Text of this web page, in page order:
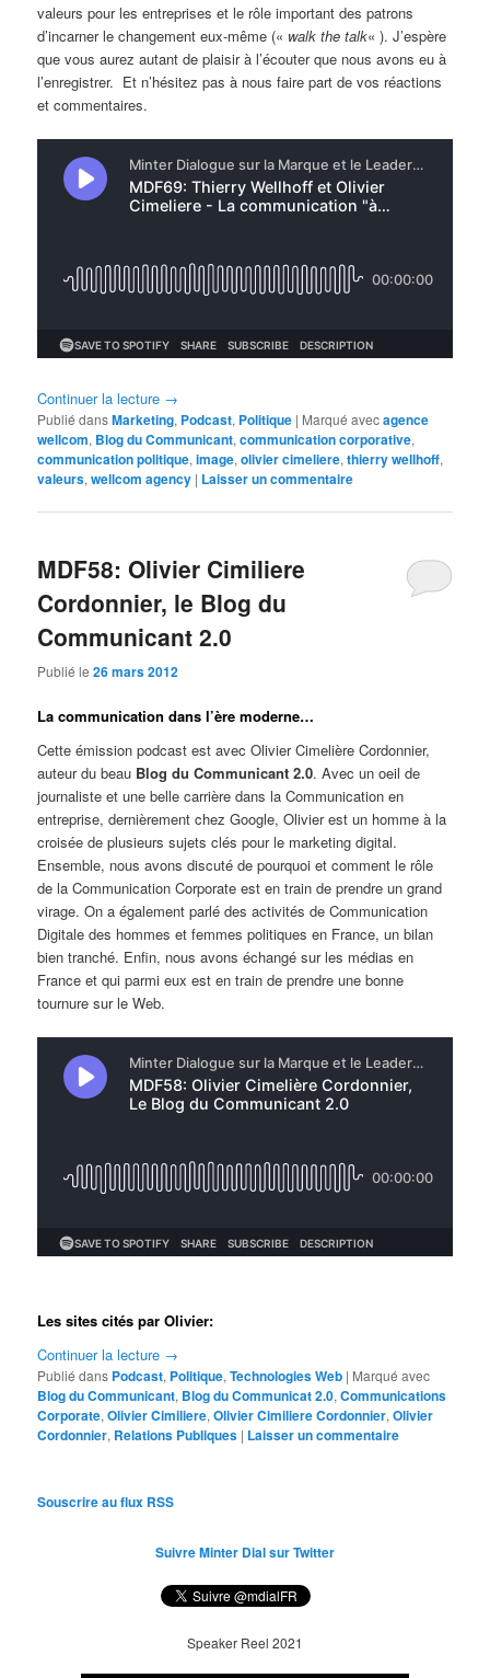
valeurs pour les entreprises et le rôle important des patrons
d’incarner le changement eux-même (« walk the talk« ). J’espère
que vous aurez autant de plaisir à l’écouter que nous avons eu à
l’enregistrer. Et n’hésitez pas à nous faire part de vos réactions
et commentaires.
Continuer la lecture →
Publié dansMarketing, Podcast, Politique | Marqué avecagence
wellcom, Blog du Communicant,communication corporative,
communication politique,image,olivier cimeliere,thierry wellhoff,
valeurs,wellcom agency | Laisser un commentaire
MDF58: Olivier Cimiliere
Cordonnier, le Blog du
Communicant 2.0
Publié le26 mars 2012
La communication dans l’ère moderne…
Cette émission podcast est avec Olivier Cimelière Cordonnier,
auteur du beau Blog du Communicant 2.0. Avec un oeil de
journaliste et une belle carrière dans la Communication en
entreprise, dernièrement chez Google, Olivier est un homme à la
croisée de plusieurs sujets clés pour le marketing digital.
Ensemble, nous avons discuté de pourquoi et comment le rôle
de la Communication Corporate est en train de prendre un grand
virage. On a également parlé des activités de Communication
Digitale des hommes et femmes politiques en France, un bilan
bien tranché. Enfin, nous avons échangé sur les médias en
France et qui parmi eux est en train de prendre une bonne
tournure sur le Web.
Les sites cités par Olivier:
Continuer la lecture →
Publié dans Podcast, Politique,Technologies Web | Marqué avec
Blog du Communicant, Blog du Communicat 2.0,Communications
Corporate,Olivier Cimiliere,Olivier Cimiliere Cordonnier,Olivier
Cordonnier, Relations Publiques | Laisser un commentaire
Souscrire au flux RSS
Suivre Minter Dial sur Twitter
Speaker Reel 2021